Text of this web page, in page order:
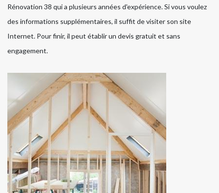
Rénovation 38 qui a plusieurs années d'expérience. Si vous voulez
des informations supplémentaires, il suffit de visiter son site
Internet. Pour finir, il peut établir un devis gratuit et sans
engagement.